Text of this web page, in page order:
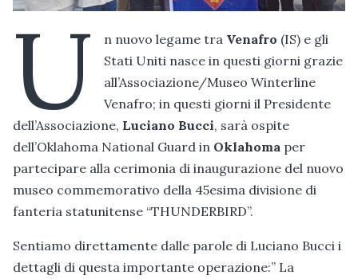
U n nuovo legame tra Venafro (IS) e gli
Stati Uniti nasce in questi giorni grazie
all’Associazione/Museo Winterline
Venafro; in questi giorni il Presidente
dell’Associazione, Luciano Bucci, sarà ospite
dell’Oklahoma National Guard in Oklahoma per
partecipare alla cerimonia di inaugurazione del nuovo
museo commemorativo della 45esima divisione di
fanteria statunitense “THUNDERBIRD”.
Sentiamo direttamente dalle parole di Luciano Bucci i
dettagli di questa importante operazione:” La